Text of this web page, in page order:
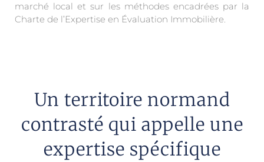
marché local et sur les méthodes encadrées par la
Charte de l’Expertise en Évaluation Immobilière.
Un territoire normand
contrasté qui appelle une
expertise spécifique